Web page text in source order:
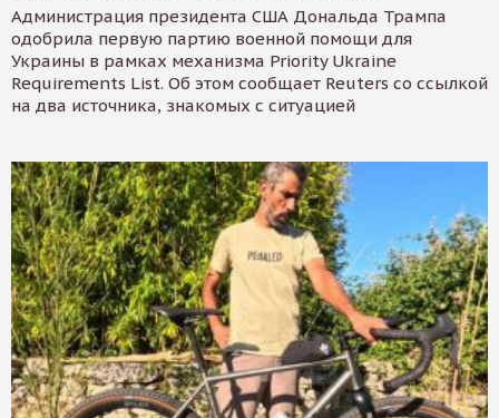
Администрация президента США Дональда Трампа
одобрила первую партию военной помощи для
Украины в рамках механизма Priority Ukraine
Requirements List. Об этом сообщает Reuters со ссылкой
на два источника, знакомых с ситуацией